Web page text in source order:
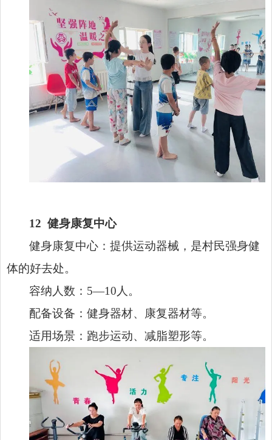
12健身康复中心
健身康复中心：提供运动器械，是村民强身健
体的好去处。
容纳人数：5—10人。
配备设备：健身器材、康复器材等。
适用场景：跑步运动、减脂塑形等。